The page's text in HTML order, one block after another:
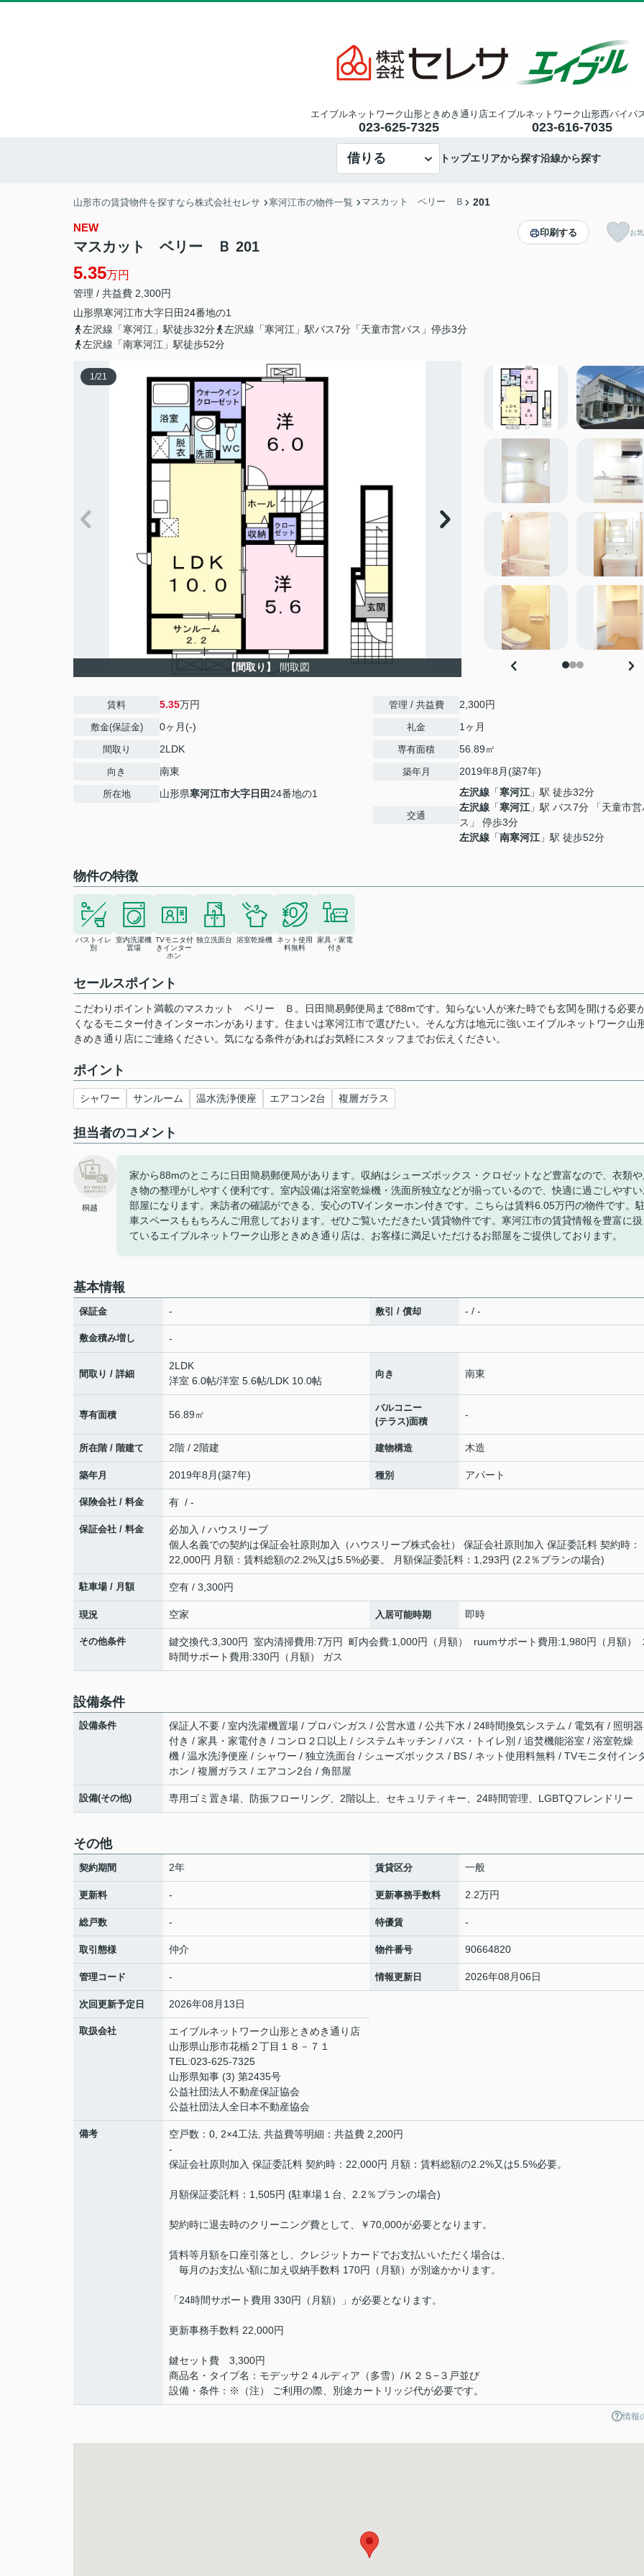
エイブルネットワーク山形ときめき通り店
023-625-7325
エイブルネットワーク山形西バイパ
023-616-7035
借りる トップエリアから探す沿線から探す
山形市の賃貸物件を探すなら株式会社セレサ 寒河江市の物件一覧 マスカット ベリー Ｂ 201
NEW
マスカット ベリー Ｂ 201
5.35万円
管理 / 共益費 2,300円
山形県寒河江市大字日田 24番地の1
左沢線「寒河江」駅徒歩32分
左沢線「寒河江」駅バス7分「天童市営バス」停歩3分
左沢線「南寒河江」駅徒歩52分
印刷する お
1/21
【間取り】 間取図
賃料 5.35万円
敷金(保証金) 0ヶ月(-)
間取り 2LDK
向き 南東
所在地 山形県寒河江市大字日田 24番地の1
管理 / 共益費 2,300円
礼金 1ヶ月
専有面積 56.89㎡
築年月 2019年8月(築7年)
交通
左沢線 「寒河江 」駅 徒歩32分
左沢線 「寒河江 」駅 バス7分 「天童市営
ス」 停歩3分
左沢線 「南寒河江 」駅 徒歩52分
物件の特徴
バストイレ
別
室内洗濯機
置場
TVモニタ付
きインター
ホン
独立洗面台 浴室乾燥機 ネット使用
料無料
家具・家電
付き
セールスポイント
こだわりポイント満載のマスカット ベリー Ｂ。日田簡易郵便局まで88mです。知らない人が来た時でも玄関を開ける必要
くなるモニター付きインターホンがあります。住まいは寒河江市で選びたい。そんな方は地元に強いエイブルネットワーク山
きめき通り店にご連絡ください。気になる条件があればお気軽にスタッフまでお伝えください。
ポイント
シャワー サンルーム 温水洗浄便座 エアコン2台 複層ガラス
担当者のコメント
桐越
家から88mのところに日田簡易郵便局があります。収納はシューズボックス・クロゼットなど豊富なので、衣類
き物の整理がしやすく便利です。室内設備は浴室乾燥機・洗面所独立などが揃っているので、快適に過ごしやす
部屋になります。来訪者の確認ができる、安心のTVインターホン付きです。こちらは賃料6.05万円の物件です。
車スペースももちろんご用意しております。ぜひご覧いただきたい賃貸物件です。寒河江市の賃貸情報を豊富に
ているエイブルネットワーク山形ときめき通り店は、お客様に満足いただけるお部屋をご提供しております。
基本情報
保証金 - 敷引 / 償却 - / -
敷金積み増し -
間取り / 詳細
2LDK
洋室 6.0帖/洋室 5.6帖/LDK 10.0帖
向き 南東
専有面積 56.89㎡
バルコニー
(テラス)面積
-
所在階 / 階建て 2階 / 2階建 建物構造 木造
築年月 2019年8月(築7年) 種別 アパート
保険会社 / 料金 有 / -
保証会社 / 料金
必加入 / ハウスリーブ
個人名義での契約は保証会社原則加入（ハウスリーブ株式会社） 保証会社原則加入 保証委託料 契約時：
22,000円 月額：賃料総額の2.2%又は5.5%必要。 月額保証委託料：1,293円 (2.2％プランの場合)
駐車場 / 月額 空有 / 3,300円
現況 空家 入居可能時期 即時
その他条件
鍵交換代:3,300円 室内清掃費用:7万円 町内会費:1,000円（月額） ruumサポート費用:1,980円（月額）
時間サポート費用:330円（月額） ガス
設備条件
設備条件
保証人不要 / 室内洗濯機置場 / プロパンガス / 公営水道 / 公共下水 / 24時間換気システム / 電気有 / 照明
付き / 家具・家電付き / コンロ２口以上 / システムキッチン / バス・トイレ別 / 追焚機能浴室 / 浴室乾燥
機 / 温水洗浄便座 / シャワー / 独立洗面台 / シューズボックス / BS / ネット使用料無料 / TVモニタ付イン
ホン / 複層ガラス / エアコン2台 / 角部屋
設備(その他) 専用ゴミ置き場、防振フローリング、2階以上、セキュリティキー、24時間管理、LGBTQフレンドリー
その他
契約期間 2年 賃貸区分 一般
更新料 - 更新事務手数料 2.2万円
総戸数 - 特優賃 -
取引態様 仲介 物件番号 90664820
管理コード - 情報更新日 2026年08月06日
次回更新予定日 2026年08月13日
取扱会社
エイブルネットワーク山形ときめき通り店
山形県山形市花楯２丁目１８－７１
TEL:023-625-7325
山形県知事 (3) 第2435号
公益社団法人不動産保証協会
公益社団法人全日本不動産協会
備考
空戸数：0, 2×4工法, 共益費等明細：共益費 2,200円
-
保証会社原則加入 保証委託料 契約時：22,000円 月額：賃料総額の2.2%又は5.5%必要。
月額保証委託料：1,505円 (駐車場１台、2.2％プランの場合)
契約時に退去時のクリーニング費として、￥70,000が必要となります。
賃料等月額を口座引落とし、クレジットカードでお支払いいただく場合は、
毎月のお支払い額に加え収納手数料 170円（月額）が別途かかります。
「24時間サポート費用 330円（月額）」が必要となります。
更新事務手数料 22,000円
鍵セット費 3,300円
商品名・タイプ名：モデッサ２４ルディア（多雪）/Ｋ２Ｓ−３戸並び
設備・条件：※（注） ご利用の際、別途カートリッジ代が必要です。
情報